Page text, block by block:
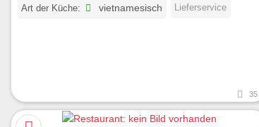
Art der Küche: vietnamesisch Lieferservice
35